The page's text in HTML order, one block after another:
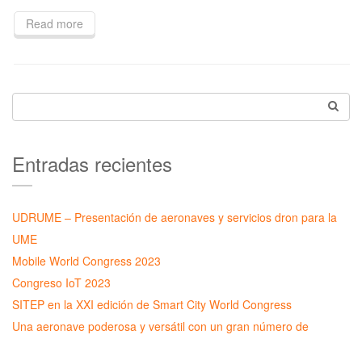
Read more
Entradas recientes
UDRUME – Presentación de aeronaves y servicios dron para la
UME
Mobile World Congress 2023
Congreso IoT 2023
SITEP en la XXI edición de Smart City World Congress
Una aeronave poderosa y versátil con un gran número de